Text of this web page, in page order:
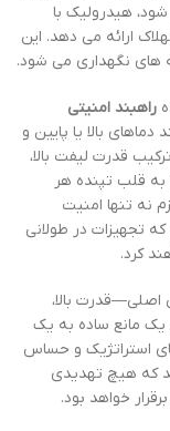
هیدرولیک با
ارائه می دهد. این
های نگهداری می شود.
راهبند امنیتی
بالا یا پایین و
قدرت لیفت بالا،
قلب تپنده هر
نه تنها امنیت
تجهیزات در طولانی
کرد.
بالا،
یک مانع ساده به یک
استراتژیک و حساس
که هیچ تهدیدی
خواهد بود.